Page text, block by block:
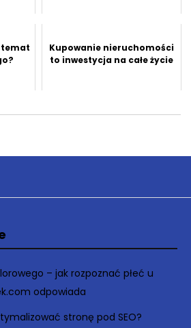
temat
Kupowanie nieruchomości
to inwestycja na całe życie
– jak rozpoznać płeć u
odpowiada
stronę pod SEO?